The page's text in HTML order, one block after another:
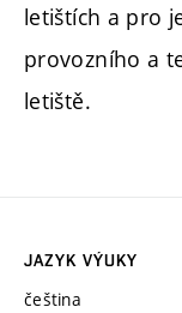
letištích a pro
provozního a
letiště.
JAZYK VÝUKY
čeština